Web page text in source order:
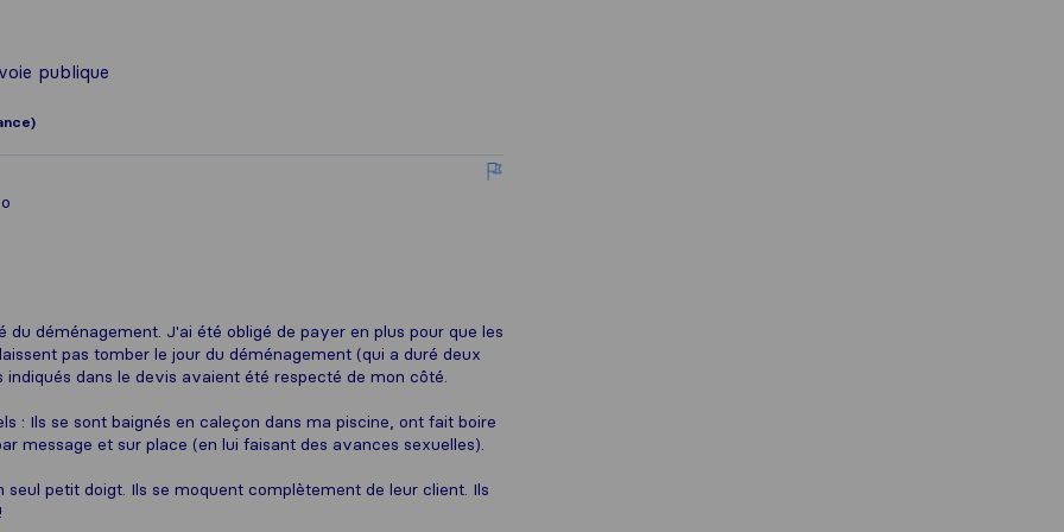
publique
déménagement. J'ai été obligé de payer en plus pour que les
pas tomber le jour du déménagement (qui a duré deux
indiqués dans le devis avaient été respecté de mon côté.
: Ils se sont baignés en caleçon dans ma piscine, ont fait boire
message et sur place (en lui faisant des avances sexuelles).
petit doigt. Ils se moquent complètement de leur client. Ils